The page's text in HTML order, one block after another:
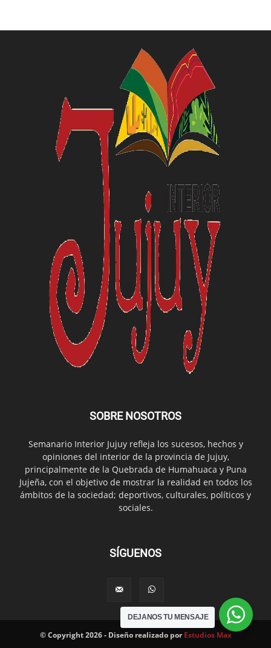
DEJANOS TU MENSAJE
SOBRE NOSOTROS
Semanario Interior Jujuy refleja los sucesos, hechos y
opiniones del interior de la provincia de Jujuy,
principalmente de la Quebrada de Humahuaca y Puna
Jujeña, con el objetivo de mostrar la realidad en todos los
ámbitos de la sociedad; deportivos, culturales, políticos y
sociales.
SÍGUENOS
© Copyright 2026 - Diseño realizado porEstudios Max